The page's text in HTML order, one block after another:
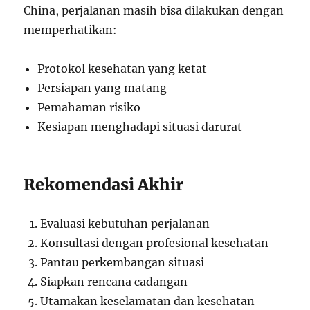
China, perjalanan masih bisa dilakukan dengan
memperhatikan:
Protokol kesehatan yang ketat
Persiapan yang matang
Pemahaman risiko
Kesiapan menghadapi situasi darurat
Rekomendasi Akhir
Evaluasi kebutuhan perjalanan
Konsultasi dengan profesional kesehatan
Pantau perkembangan situasi
Siapkan rencana cadangan
Utamakan keselamatan dan kesehatan